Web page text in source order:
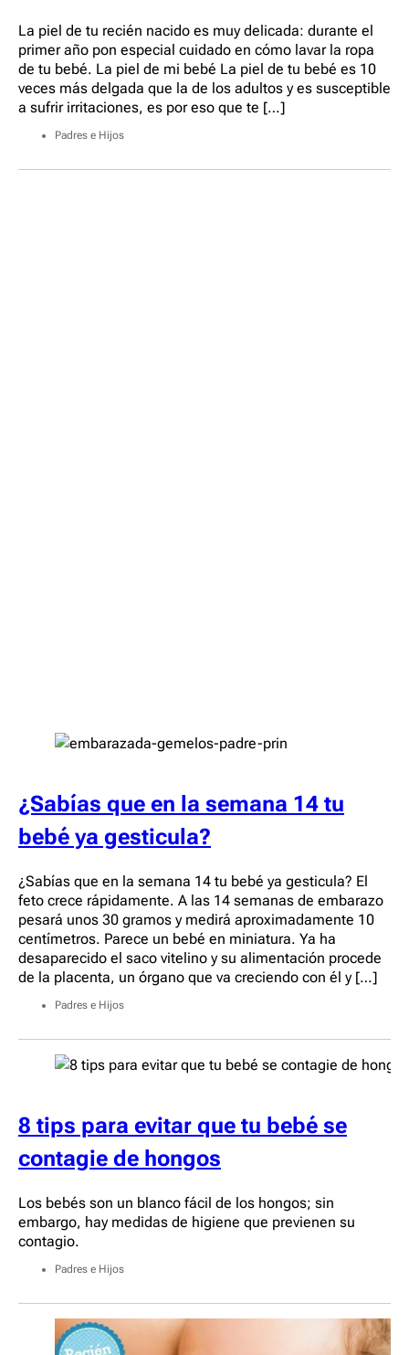
La piel de tu recién nacido es muy delicada: durante el
primer año pon especial cuidado en cómo lavar la ropa
de tu bebé. La piel de mi bebé La piel de tu bebé es 10
veces más delgada que la de los adultos y es susceptible
a sufrir irritaciones, es por eso que te […]
Padres e Hijos
¿Sabías que en la semana 14 tu
bebé ya gesticula?
¿Sabías que en la semana 14 tu bebé ya gesticula? El
feto crece rápidamente. A las 14 semanas de embarazo
pesará unos 30 gramos y medirá aproximadamente 10
centímetros. Parece un bebé en miniatura. Ya ha
desaparecido el saco vitelino y su alimentación procede
de la placenta, un órgano que va creciendo con él y […]
Padres e Hijos
8 tips para evitar que tu bebé se
contagie de hongos
Los bebés son un blanco fácil de los hongos; sin
embargo, hay medidas de higiene que previenen su
contagio.
Padres e Hijos